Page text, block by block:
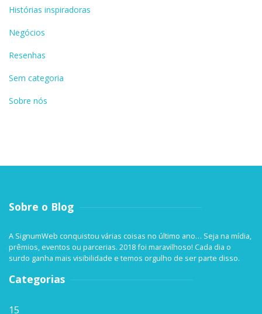
Histórias inspiradoras
Negócios
Resenhas
Sem categoria
Sobre nós
Sobre o Blog
A SignumWeb conquistou várias coisas no último ano… Seja na mídia,
prêmios, eventos ou parcerias. 2018 foi maravilhoso! Cada dia o
surdo ganha mais visibilidade e temos orgulho de ser parte disso.
Categorias
15